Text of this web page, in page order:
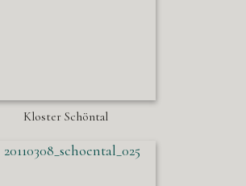
Kloster Schöntal